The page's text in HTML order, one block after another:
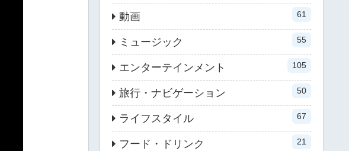
動画 61
ミュージック 55
エンターテインメント 105
旅行・ナビゲーション 50
ライフスタイル 67
フード・ドリンク 21